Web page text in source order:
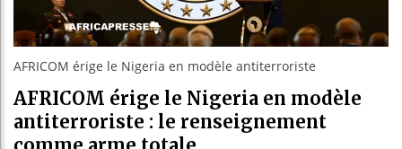
AFRICOM érige le Nigeria en modèle antiterroriste
AFRICOM érige le Nigeria en modèle
antiterroriste : le renseignement